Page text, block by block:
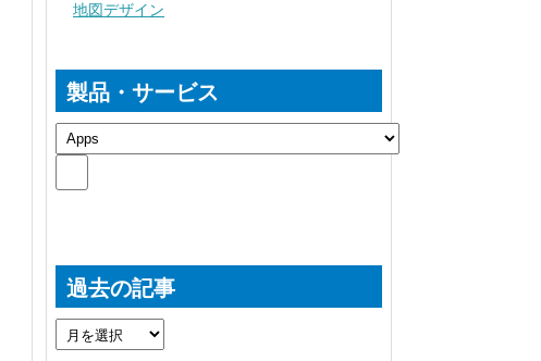
地図デザイン
製品・サービス
過去の記事